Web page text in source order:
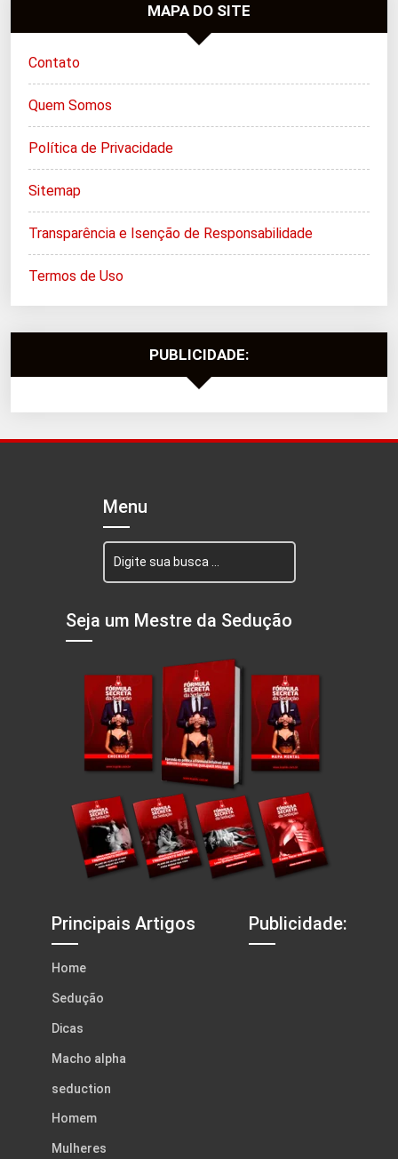
MAPA DO SITE
Contato
Quem Somos
Política de Privacidade
Sitemap
Transparência e Isenção de Responsabilidade
Termos de Uso
PUBLICIDADE:
Menu
Seja um Mestre da Sedução
Principais Artigos
Home
Sedução
Dicas
Macho alpha
seduction
Homem
Mulheres
Publicidade: